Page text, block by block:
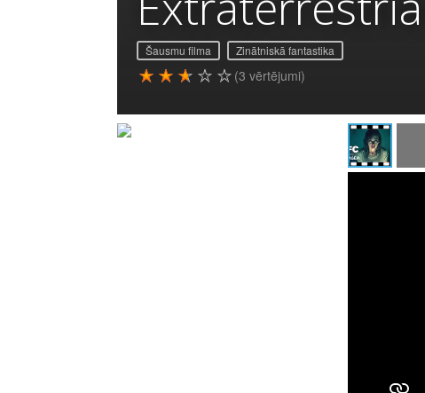
Šausmu filma Zinātniskā fantastika
(3 vērtējumi)